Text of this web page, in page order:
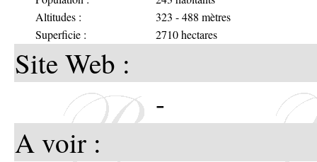
Altitudes :
323 - 488 mètres
Superficie :
2710 hectares
Site Web :
-
A voir :